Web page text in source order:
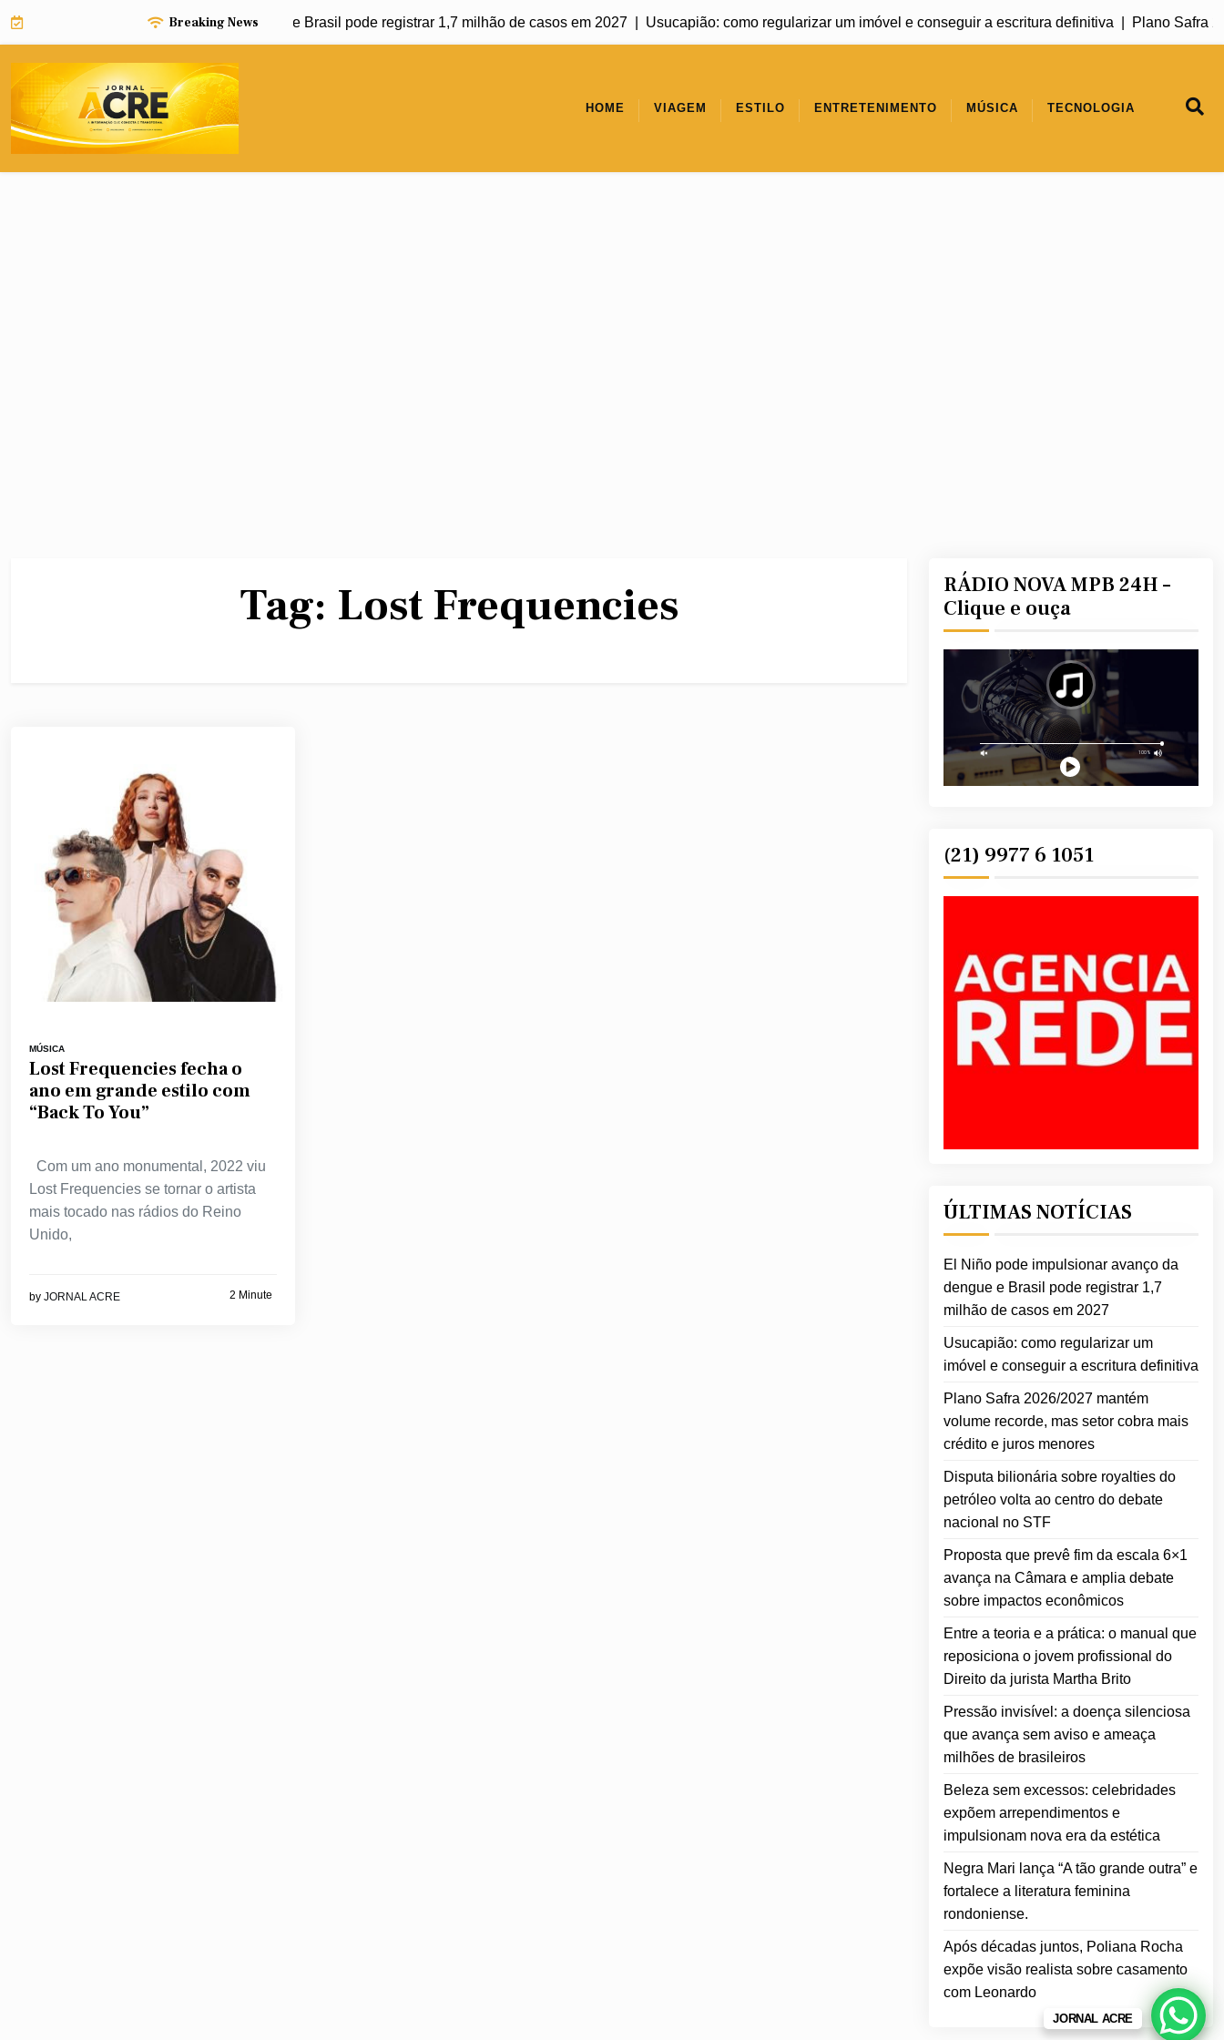
Breaking News
pode impulsionar avanço da dengue e Brasil pode registrar 1,7 milhão de casos em 2027 |Usucapião: como regularizar um imóvel e conseguir a escritura definitiva |Plano Safra
HOME VIAGEM ESTILO ENTRETENIMENTO MÚSICA TECNOLOGIA
Tag: Lost Frequencies
MÚSICA
Lost Frequencies fecha o
ano em grande estilo com
“Back To You”
Com um ano monumental, 2022 viu
Lost Frequencies se tornar o artista
mais tocado nas rádios do Reino
Unido,
by JORNAL ACRE 2 Minute
RÁDIO NOVA MPB 24H –
Clique e ouça
(21) 9977 6 1051
ÚLTIMAS NOTÍCIAS
El Niño pode impulsionar avanço da
dengue e Brasil pode registrar 1,7
milhão de casos em 2027
Usucapião: como regularizar um
imóvel e conseguir a escritura definitiva
Plano Safra 2026/2027 mantém
volume recorde, mas setor cobra mais
crédito e juros menores
Disputa bilionária sobre royalties do
petróleo volta ao centro do debate
nacional no STF
Proposta que prevê fim da escala 6×1
avança na Câmara e amplia debate
sobre impactos econômicos
Entre a teoria e a prática: o manual que
reposiciona o jovem profissional do
Direito da jurista Martha Brito
Pressão invisível: a doença silenciosa
que avança sem aviso e ameaça
milhões de brasileiros
Beleza sem excessos: celebridades
expõem arrependimentos e
impulsionam nova era da estética
Negra Mari lança “A tão grande outra” e
fortalece a literatura feminina
rondoniense.
Após décadas juntos, Poliana Rocha
expõe visão realista sobre casamento
com Leonardo
JORNAL ACRE